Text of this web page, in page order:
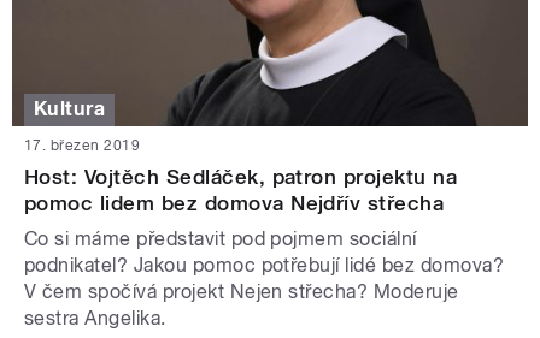
Kultura
17. březen 2019
Host: Vojtěch Sedláček, patron projektu na
pomoc lidem bez domova Nejdřív střecha
Co si máme představit pod pojmem sociální
podnikatel? Jakou pomoc potřebují lidé bez domova?
V čem spočívá projekt Nejen střecha? Moderuje
sestra Angelika.